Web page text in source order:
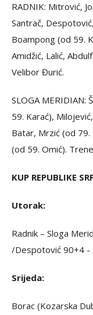
RADNIK: Mitrović,
Santrač,
Boampong (od 59.
Amidžić, Lalić,
Velibor Đurić.
SLOGA MERIDIAN:
59. Karać),
Batar, Mrzić (od 79.
(od 59. Omić).
KUP REPUBLIKE
Utorak:
Radnik – Sloga
/Despotović 90+4 -
Srijeda:
Borac (Kozarska